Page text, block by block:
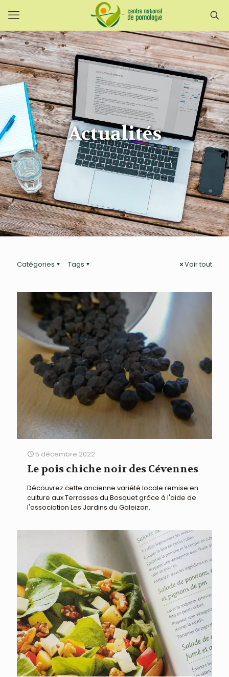
Actualités
Catégories Tags Voir tout
5 décembre 2022
Le pois chiche noir des Cévennes
Découvrez cette ancienne variété locale remise en
culture aux Terrasses du Bosquet grâce à l'aide de
l'association Les Jardins du Galeizon.